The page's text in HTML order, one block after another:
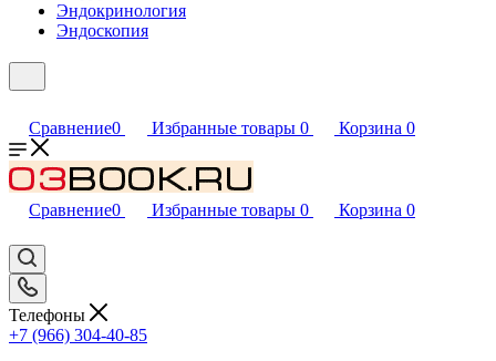
Эндокринология
Эндоскопия
Сравнение0 Избранные товары 0 Корзина 0
Сравнение0 Избранные товары 0 Корзина 0
Телефоны
+7 (966) 304-40-85